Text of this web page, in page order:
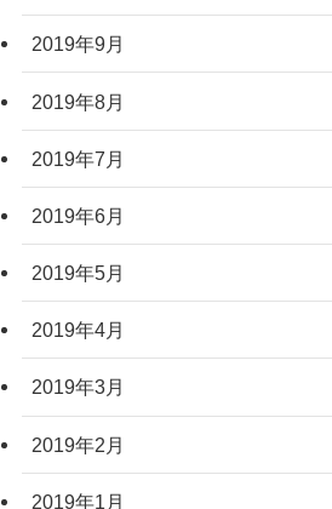
2019年9月
2019年8月
2019年7月
2019年6月
2019年5月
2019年4月
2019年3月
2019年2月
2019年1月